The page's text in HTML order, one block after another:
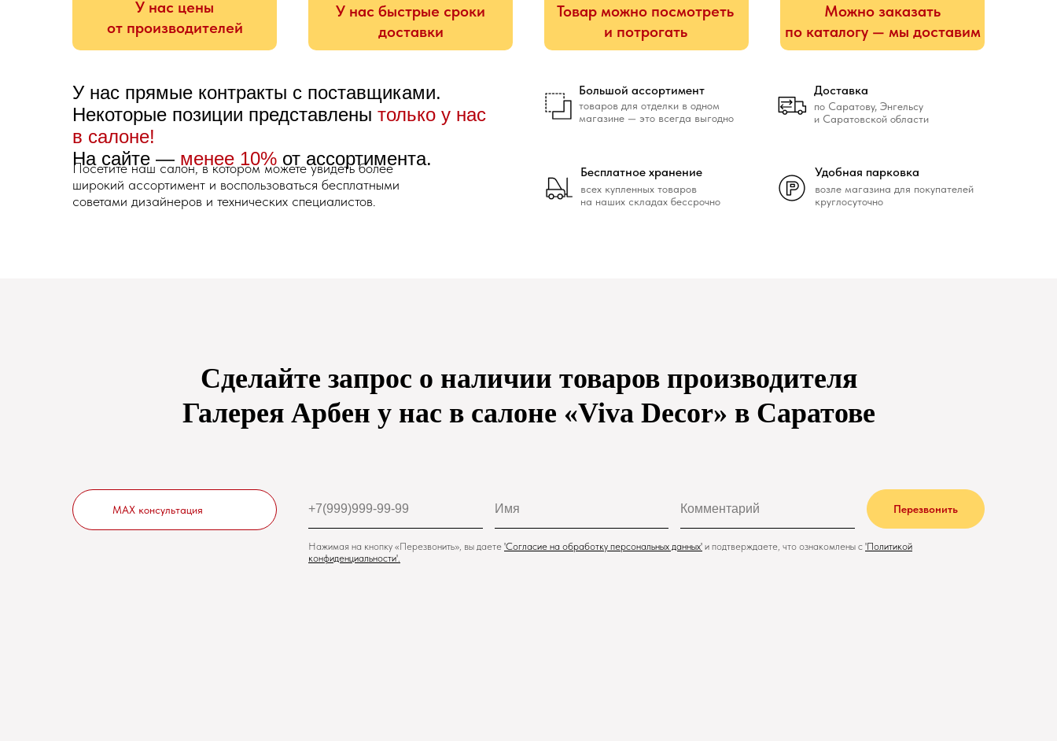
Можно заказать
по каталогу — мы доставим
У нас быстрые сроки
доставки
Товар можно посмотреть
и потрогать
У нас цены
от производителей
возле магазина для покупателей
круглосуточно
Удобная парковка
всех купленных товаров
на наших складах бессрочно
Бесплатное хранение
товаров для отделки в одном
магазине — это всегда выгодно
Большой ассортимент
по Саратову, Энгельсу
и Саратовской области
Доставка
У нас прямые контракты с поставщиками.
Некоторые позиции представлены только у нас
в салоне!
На сайте — менее 10% от ассортимента.
Посетите наш салон, в котором можете увидеть более
широкий ассортимент и воспользоваться бесплатными
советами дизайнеров и технических специалистов.
Сделайте запрос о наличии товаров производителя
Галерея Арбен у нас в салоне «Viva Decor» в Саратове
Перезвонить
Нажимая на кнопку «Перезвонить», вы даете 'Cогласие на обработку персональных данных' и подтверждаете, что ознакомлены с 'Политикой
конфиденциальности'.
MAX консультация